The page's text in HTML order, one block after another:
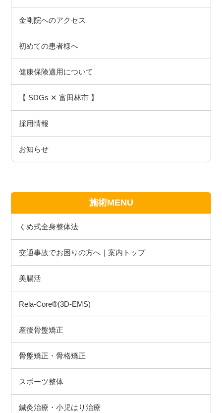
金剛院へのアクセス
初めての患者様へ
健康保険適用について
【 SDGs ✕ 富田林市 】
採用情報
お知らせ
施術MENU
くめ式全身整体法
交通事故でお困りの方へ｜案内トップ
美腸活
Rela-Core®(3D-EMS)
産後骨盤矯正
骨盤矯正・骨格矯正
スポーツ整体
鍼灸治療・小児はり治療